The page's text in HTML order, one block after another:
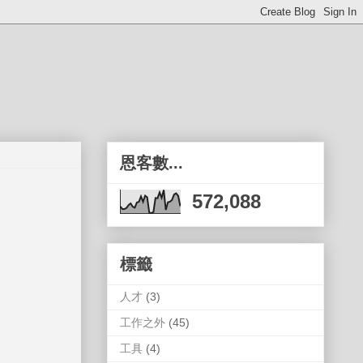
恩客數...
572,088
標籤
人才 (3)
工作之外 (45)
工具 (4)